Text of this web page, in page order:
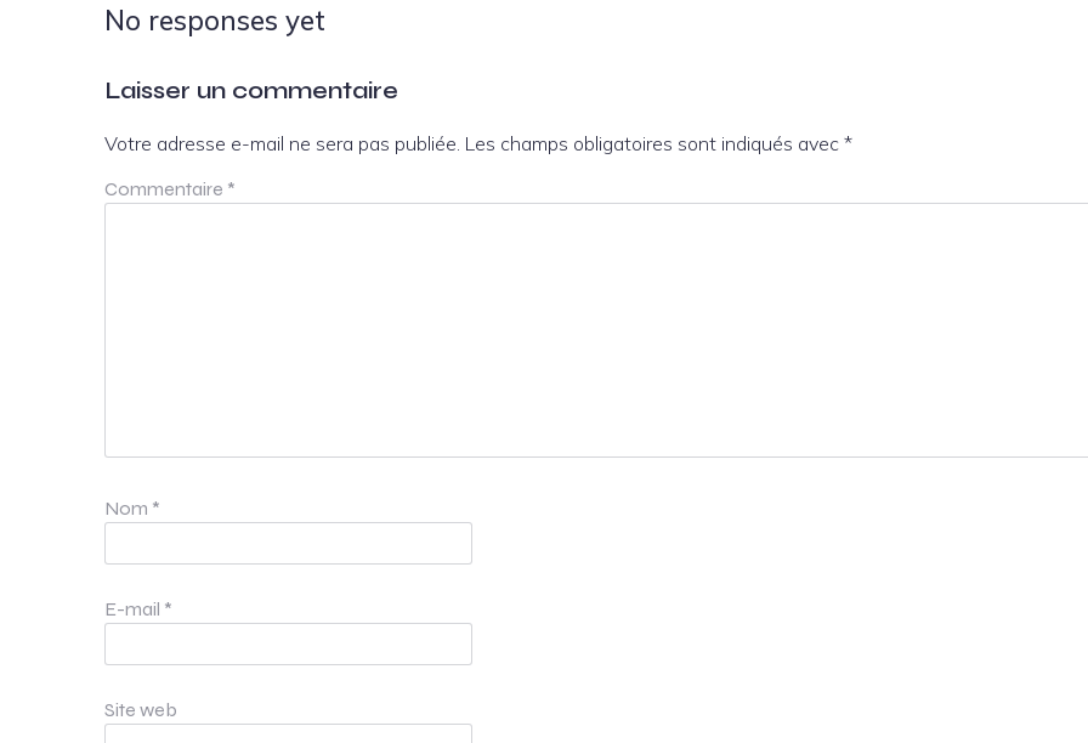
No responses yet
Laisser un commentaire
Votre adresse e-mail ne sera pas publiée. Les champs obligatoires sont indiqués avec *
Commentaire *
Nom *
E-mail *
Site web